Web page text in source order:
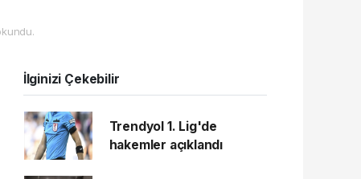
İlginizi Çekebilir
Trendyol 1. Lig'de
hakemler açıklandı